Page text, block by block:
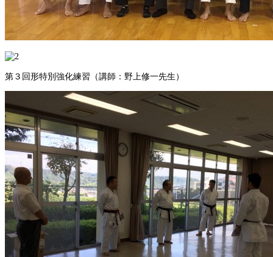
第３回形特別強化練習（講師：野上修一先生）